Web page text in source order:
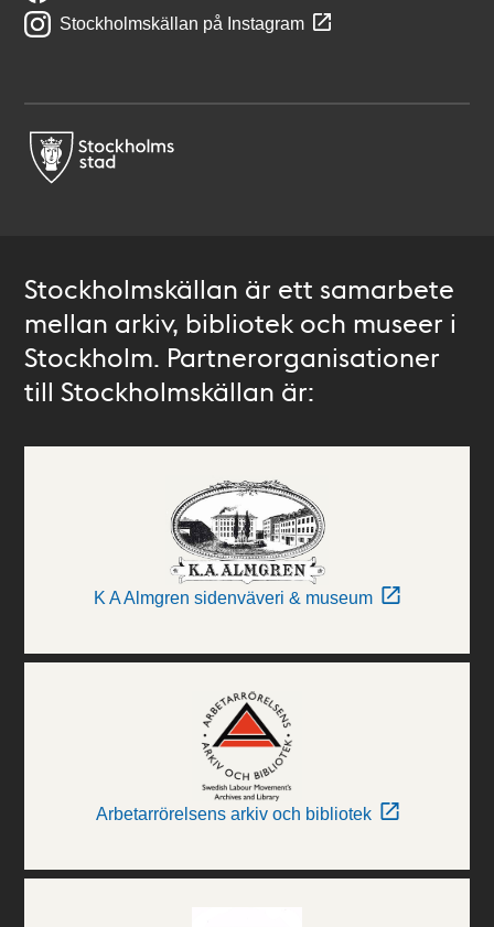
Stockholmskällan på Instagram
Stockholmskällan är ett samarbete
mellan arkiv, bibliotek och museer i
Stockholm. Partnerorganisationer
till Stockholmskällan är:
K A Almgren sidenväveri & museum
Arbetarrörelsens arkiv och bibliotek